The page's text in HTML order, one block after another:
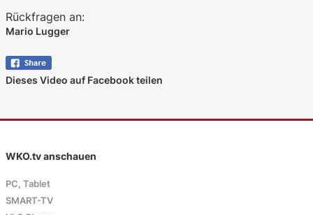
Rückfragen an:
Mario Lugger
Dieses Video auf Facebook teilen
WKO.tv anschauen
PC, Tablet
SMART-TV